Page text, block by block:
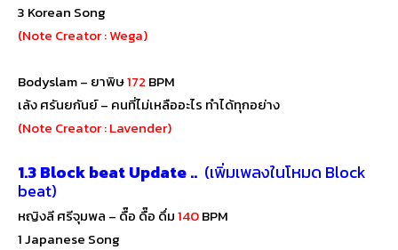
3 Korean Song
(Note Creator : Wega)
Bodyslam – ยาพิษ172 BPM
เล้ง ศรันยกันย์ – คนที่ไม่เหลืออะไร ทำได้ทุกอย่าง
(Note Creator : Lavender)
1.3Block beat Update .. (เพิ่มเพลงในโหมด Block
beat)
หญิงลี ศรีจุมพล – ดื๊อ ดื๊อ ดึ่ม140BPM
1 Japanese Song